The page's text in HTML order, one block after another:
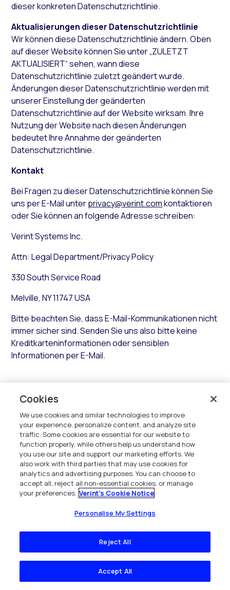
dieser konkreten Datenschutzrichtlinie.
Aktualisierungen dieser Datenschutzrichtlinie
Wir können diese Datenschutzrichtlinie ändern. Oben
auf dieser Website können Sie unter „ZULETZT
AKTUALISIERT“ sehen, wann diese
Datenschutzrichtlinie zuletzt geändert wurde.
Änderungen dieser Datenschutzrichtlinie werden mit
unserer Einstellung der geänderten
Datenschutzrichtlinie auf der Website wirksam. Ihre
Nutzung der Website nach diesen Änderungen
bedeutet Ihre Annahme der geänderten
Datenschutzrichtlinie.
Kontakt
Bei Fragen zu dieser Datenschutzrichtlinie können Sie
uns per E-Mail unterprivacy@verint.comkontaktieren
oder Sie können an folgende Adresse schreiben:
Verint Systems Inc.
Attn: Legal Department/Privacy Policy
330 South Service Road
Melville, NY 11747 USA
Bitte beachten Sie, dass E-Mail-Kommunikationen nicht
immer sicher sind. Senden Sie uns also bitte keine
Kreditkarteninformationen oder sensiblen
Informationen per E-Mail.
Empresa
Visão Geral da Empresa
Notícias & Insights
Cookies
We use cookies and similar technologies to improve
your experience, personalize content, and analyze site
traffic. Some cookies are essential for our website to
function properly, while others help us understand how
you use our site and support our marketing efforts. We
also work with third parties that may use cookies for
analytics and advertising purposes. You can choose to
accept all, reject all non-essential cookies, or manage
your preferences. Verint's Cookie Notice
Personalise My Settings
Reject All
Accept All